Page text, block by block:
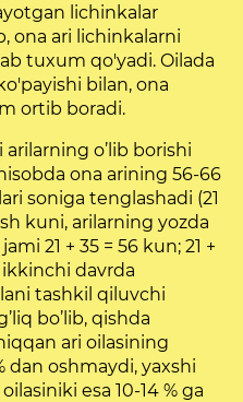
lichinkalar
ona ari lichinkalarni
tuxum qo'yadi. Oilada
bilan, ona
ortib boradi.
o’lib borishi
ona arining 56-66
soniga tenglashadi (21
kuni, arilarning yozda
21 + 35 = 56 kun; 21 +
davrda
tashkil qiluvchi
bo’lib, qishda
ari oilasining
dan oshmaydi, yaxshi
esa 10-14 % ga